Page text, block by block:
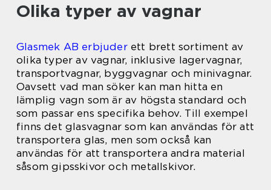
Olika typer av vagnar
Glasmek AB erbjuderett brett sortiment av
olika typer av vagnar, inklusive lagervagnar,
transportvagnar, byggvagnar och minivagnar.
Oavsett vad man söker kan man hitta en
lämplig vagn som är av högsta standard och
som passar ens specifika behov. Till exempel
finns det glasvagnar som kan användas för att
transportera glas, men som också kan
användas för att transportera andra material
såsom gipsskivor och metallskivor.